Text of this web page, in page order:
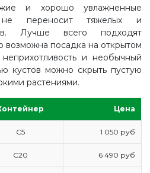
и хорошо увлажненные
не переносит тяжелых и
Лучше всего подходят
возможна посадка на открытом
и необычный
кустов можно скрыть пустую
растениями.
Цена
С5 1 050 руб
С20 6 490 руб